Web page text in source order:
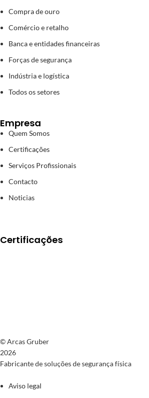
Compra de ouro
Comércio e retalho
Banca e entidades financeiras
Forças de segurança
Indústria e logística
Todos os setores
Empresa
Quem Somos
Certificações
Serviços Profissionais
Contacto
Noticias
Certificações
© Arcas Gruber
2026
Fabricante de soluções de segurança física
Aviso legal